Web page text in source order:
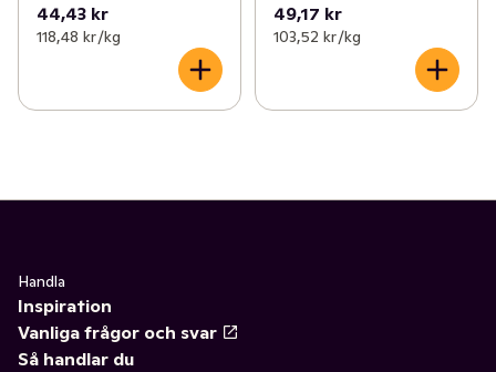
44,43 kr
118,48 kr /kg
49,17 kr
103,52 kr /kg
Handla
Inspiration
Vanliga frågor och svar
Så handlar du